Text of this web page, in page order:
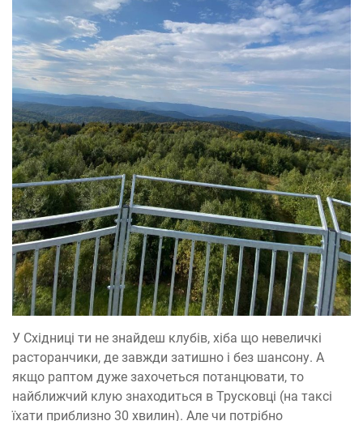
У Східниці ти не знайдеш клубів, хіба що невеличкі
расторанчики, де завжди затишно і без шансону. А
якщо раптом дуже захочеться потанцювати, то
найближчий клую знаходиться в Трусковці (на таксі
їхати приблизно 30 хвилин). Але чи потрібно